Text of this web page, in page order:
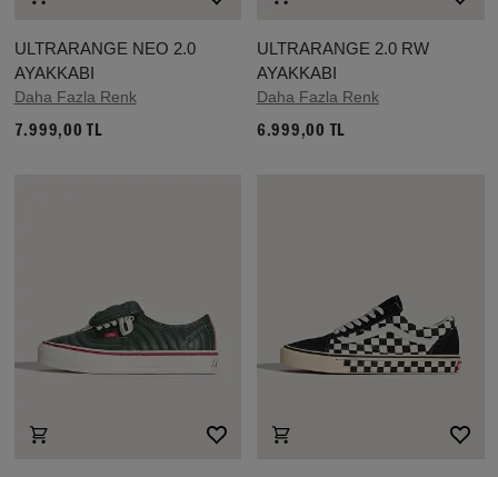
ULTRARANGE NEO 2.0
AYAKKABI
Daha Fazla Renk
7.999,00 TL
ULTRARANGE 2.0 RW
AYAKKABI
Daha Fazla Renk
6.999,00 TL